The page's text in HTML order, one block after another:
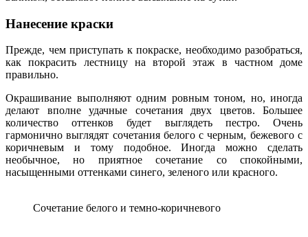
Нанесение краски
Прежде, чем приступать к покраске, необходимо разобраться,
как покрасить лестницу на второй этаж в частном доме
правильно.
Окрашивание выполняют одним ровным тоном, но, иногда
делают вполне удачные сочетания двух цветов. Большее
количество оттенков будет выглядеть пестро. Очень
гармонично выглядят сочетания белого с черным, бежевого с
коричневым и тому подобное. Иногда можно сделать
необычное, но приятное сочетание со спокойными,
насыщенными оттенками синего, зеленого или красного.
Сочетание белого и темно-коричневого